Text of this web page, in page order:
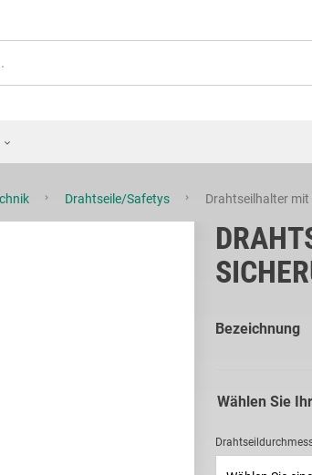
Drahtseile/Safetys Drahtseilhalter mit
Bezeichnung
Wählen Sie